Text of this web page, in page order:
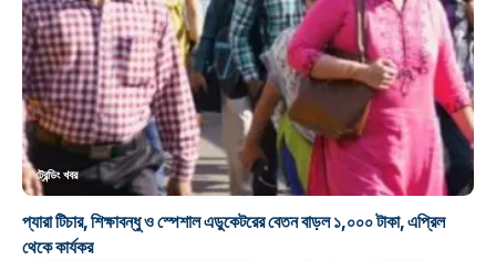
ট্রেন্ডিং খবর
প্যারা টিচার, শিক্ষাবন্ধু ও স্পেশাল এডুকেটরের বেতন বাড়ল ১,০০০ টাকা, এপ্রিল
থেকে কার্যকর